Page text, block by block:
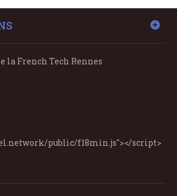
la French Tech Rennes
public/f18min.js"></script>